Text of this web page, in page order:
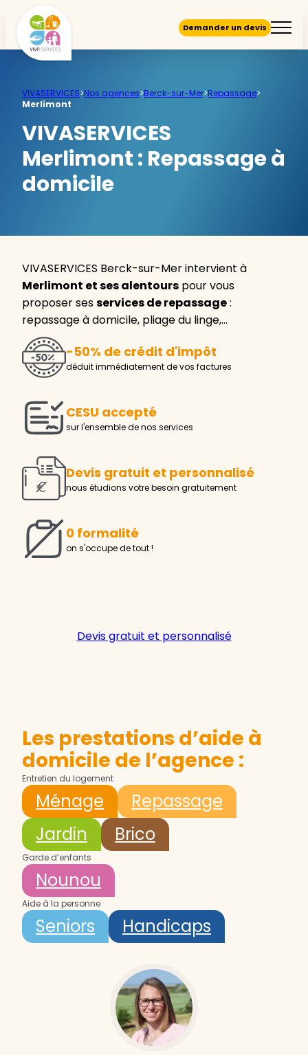
Demander un devis
VIVASERVICES>Nos agences>Berck-sur-Mer>Repassage>
Merlimont
VIVASERVICES
Merlimont : Repassage à
domicile
VIVASERVICES Berck-sur-Mer intervient à
Merlimont et ses alentours pour vous
proposer sesservices de repassage:
repassage à domicile, pliage du linge,…
-50% de crédit d'impôt
déduit immédiatement de vos factures
CESU accepté
sur l'ensemble de nos services
Devis gratuit et personnalisé
nous étudions votre besoin gratuitement
0 formalité
on s'occupe de tout !
Devis gratuit et personnalisé
Les prestations d’aide à
domicile de l’agence :
Entretien du logement
Ménage
Repassage
Jardin
Brico
Garde d’enfants
Nounou
Aide à la personne
Seniors Handicaps